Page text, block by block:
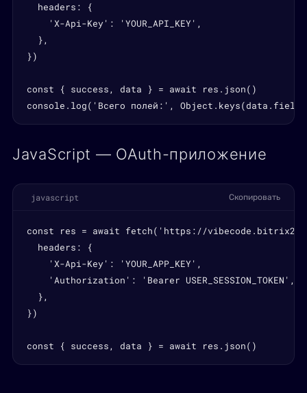
  headers: {
    'X-Api-Key': 'YOUR_API_KEY',
  },
})
const { success, data } = await res.json()
console.log('Всего полей:',
JavaScript — OAuth-приложение
javascript Скопировать
const res = await fetch('https://
  headers: {
    'X-Api-Key': 'YOUR_APP_KEY',
    'Authorization': 'Bearer USER_SESSION_TOKEN',
  },
})
const { success, data } = await res.json()